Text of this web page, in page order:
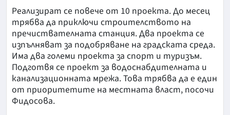
Реализират се повече от 10 проекта. До месец
трябва да приключи строителството на
пречиствателната станция. Два проекта се
изпълняват за подобряване на градската среда.
Има два големи проекта за спорт и туризъм.
Подготвя се проект за водоснабдителната и
канализационната мрежа. Това трябва да е един
от приоритетите на местната власт, посочи
Фидосова.